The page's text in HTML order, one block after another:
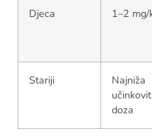
Djeca 1–2 mg/
Stariji
Najniža
doza